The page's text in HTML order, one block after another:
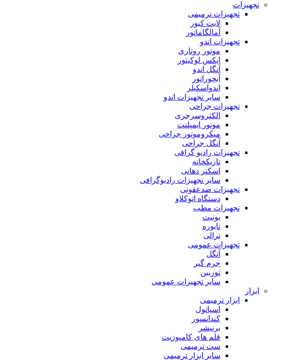
تجهیزات
تجهیزات ترمیمی
لایت کیور
آمالگاماتور
تجهیزات اندو
موتور روتاری
اپکس لوکیتور
آنگل اندو
آبچوراتور
اندواسکیلر
سایر تجهیزات اندو
تجهیزات جراحی
الکتروسرجری
موتور ایمپلنت
میکروموتور جراحی
آنگل جراحی
تجهیزات رادیو گرافی
تاریکخانه
اسکنر دهانی
سایر تجهیزات رادیوگرافی
تجهیزات ضدعفونی
دستگاه اتوکلاو
تجهیزات مطب
یونیت
تابوره
ترالی
تجهیزات عمومی
آنگل
جرم گیر
توربین
سایر تجهیزات عمومی
ابزار
ابزار ترمیمی
اسپاتول
کندانسور
برنیشر
قلم های کامپوزیت
ست ترمیمی
سایر ابزار ترمیمی